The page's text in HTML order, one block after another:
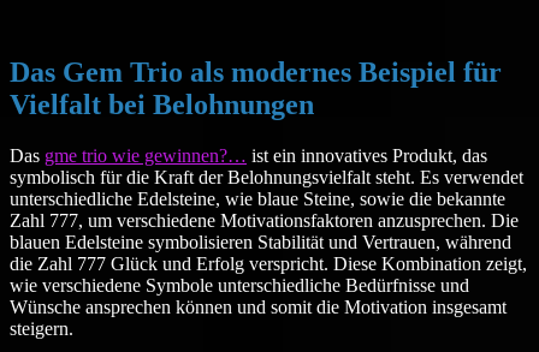
Das Gem Trio als modernes Beispiel für
Vielfalt bei Belohnungen
Das gme trio wie gewinnen?… ist ein innovatives Produkt, das
symbolisch für die Kraft der Belohnungsvielfalt steht. Es verwendet
unterschiedliche Edelsteine, wie blaue Steine, sowie die bekannte
Zahl 777, um verschiedene Motivationsfaktoren anzusprechen. Die
blauen Edelsteine symbolisieren Stabilität und Vertrauen, während
die Zahl 777 Glück und Erfolg verspricht. Diese Kombination zeigt,
wie verschiedene Symbole unterschiedliche Bedürfnisse und
Wünsche ansprechen können und somit die Motivation insgesamt
steigern.